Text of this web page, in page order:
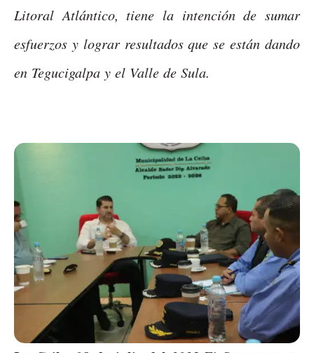
Litoral Atlántico, tiene la intención de sumar
esfuerzos y lograr resultados que se están dando
en Tegucigalpa y el Valle de Sula.